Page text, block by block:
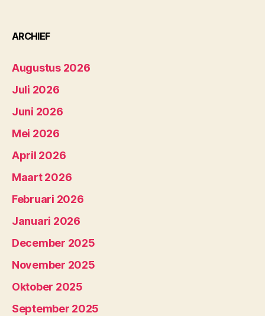
ARCHIEF
Augustus 2026
Juli 2026
Juni 2026
Mei 2026
April 2026
Maart 2026
Februari 2026
Januari 2026
December 2025
November 2025
Oktober 2025
September 2025